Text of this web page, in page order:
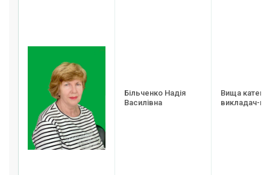
Більченко Надія
Василівна
Вища
викладач-